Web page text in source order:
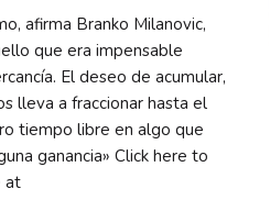
afirma Branko Milanovic,
que era impensable
El deseo de acumular,
lleva a fraccionar hasta el
tiempo libre en algo que
ganancia» Click here to
at